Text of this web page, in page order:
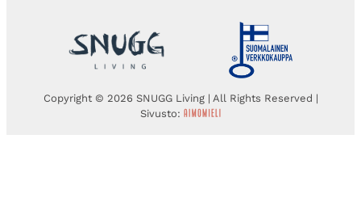
Copyright © 2026 SNUGG Living | All Rights Reserved |
Sivusto: